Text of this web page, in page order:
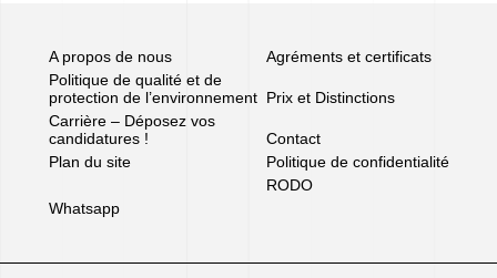
Films
de
la
Fonderie
A propos de nous
Agréments et certificats
Politique de qualité et de
protection de l’environnement Prix et Distinctions
Carrière – Déposez vos
candidatures !
Contact
Plan du site
Politique de confidentialité
RODO
Whatsapp